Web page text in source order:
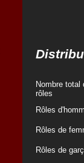
Nombre total
rôles
Rôles
Rôles de
Rôles de